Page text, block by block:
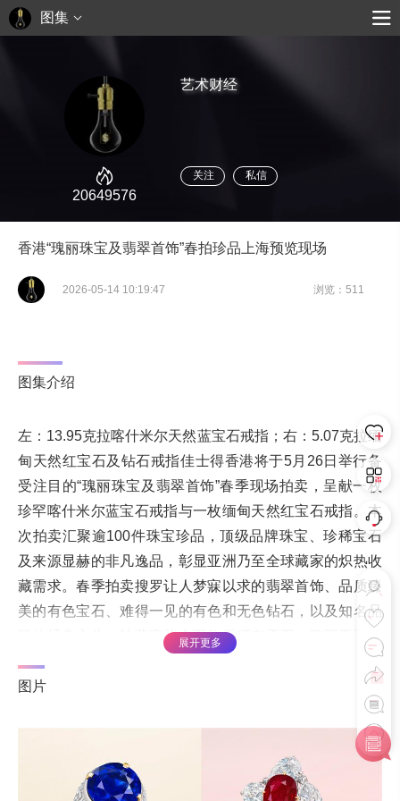
图集
20649576
艺术财经
关注 私信
香港“瑰丽珠宝及翡翠首饰”春拍珍品上海预览现场
2026-05-14 10:19:47 浏览：511
图集介绍
左：13.95克拉喀什米尔天然蓝宝石戒指；右：5.07克拉缅
甸天然红宝石及钻石戒指佳士得香港将于5月26日举行备
受注目的“瑰丽珠宝及翡翠首饰”春季现场拍卖，呈献一枚
珍罕喀什米尔蓝宝石戒指与一枚缅甸天然红宝石戒指。本
次拍卖汇聚逾100件珠宝珍品，顶级品牌珠宝、珍稀宝石
及来源显赫的非凡逸品，彰显亚洲乃至全球藏家的炽热收
藏需求。春季拍卖搜罗让人梦寐以求的翡翠首饰、品质臻
美的有色宝石、难得一见的有色和无色钻石，以及知名品
牌的经典之作，让藏家能全面欣赏巧夺天工、瑰丽无匹的
*以上内容由所属艺客发布或授权发布，转载请注明出处。 本网站不承担相应
展开更多
图片